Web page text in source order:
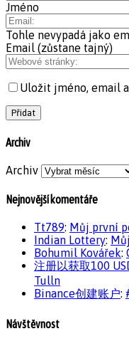
Jméno
Tohle nevypadá jako
Email (zůstane tajný)
Uložit jméno, email
Archiv
Archiv
Nejnovější komentáře
Tt789: Můj první
Indian Lottery:
Bohumil Kovářek:
注册以获取100
Tulln
Binance创建账户:
Návštěvnost